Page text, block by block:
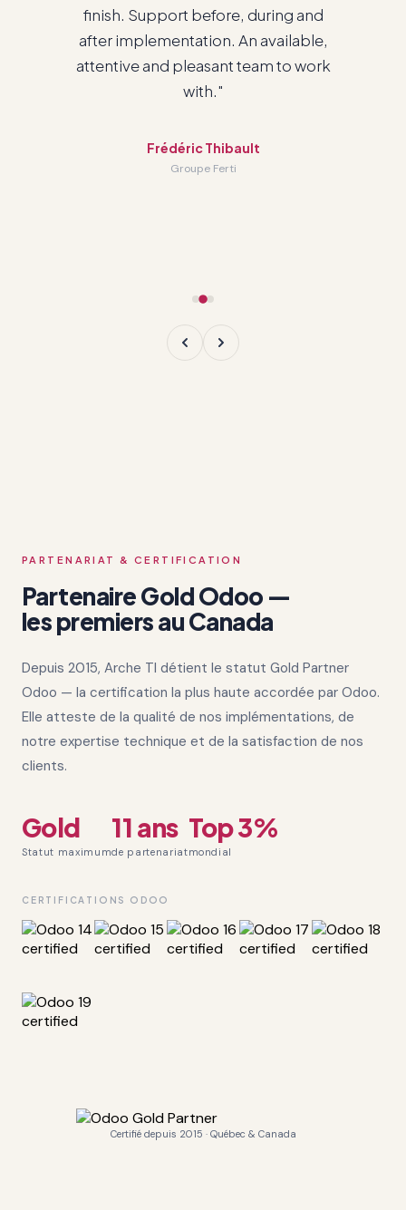
have with you and with working with
Odoo."
Patrick Cadieux
PARTENARIAT & CERTIFICATION
Partenaire Gold Odoo —
les premiers au Canada
Depuis 2015, Arche TI détient le statut Gold Partner
Odoo — la certification la plus haute accordée par Odoo.
Elle atteste de la qualité de nos implémentations, de
notre expertise technique et de la satisfaction de nos
clients.
Gold
Statut maximum
11 ans
de partenariat
Top 3%
mondial
CERTIFICATIONS ODOO
Certifié depuis 2015 · Québec & Canada